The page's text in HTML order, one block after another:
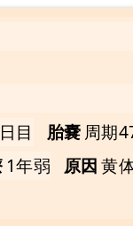
目 胎嚢 周期
1年弱 原因黄